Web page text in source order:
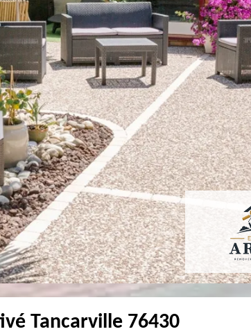
Tancarville 76430